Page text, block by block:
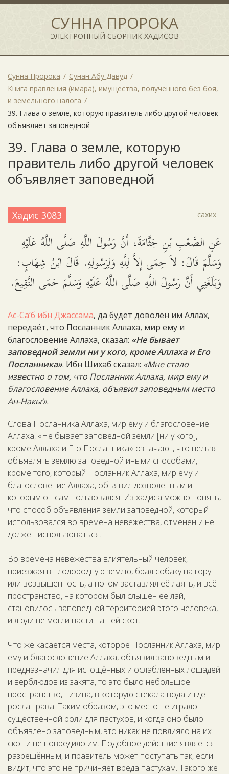
СУННА ПРОРОКА
ЭЛЕКТРОННЫЙ СБОРНИК ХАДИСОВ
Сунна Пророка
Сунан Абу Давуд
Книга правления (имара), имущества, полученного без боя,
и земельного налога
39. Глава о земле, которую правитель либо другой человек
объявляет заповедной
39. Глава о земле, которую
правитель либо другой человек
объявляет заповедной
Хадис 3083 сахих
عَنِ الصَّعْبِ بْنِ جَثَّامَةَ، أَنَّ رَسُولَ اللَّهِ صَلَّى اللَّهُ عَلَيْهِ
وَسَلَّمَ قَالَ: لاَ حِمَى إِلاَّ لِلَّهِ وَلِرَسُولِهِ. قَالَ ابْنُ شِهَابٍ:
وَبَلَغَنِي أَنَّ رَسُولَ اللَّهِ صَلَّى اللَّهُ عَلَيْهِ وَسَلَّمَ حَمَى النَّقِيعَ.
Ас-Са‘б ибн Джассама, да будет доволен им Аллах,
передаёт, что Посланник Аллаха, мир ему и
благословение Аллаха, сказал: «Не бывает
заповедной земли ни у кого, кроме Аллаха и Его
Посланника». Ибн Шихаб сказал: «Мне стало
известно о том, что Посланник Аллаха, мир ему и
благословение Аллаха, объявил заповедным место
Ан-Накы‘».
Слова Посланника Аллаха, мир ему и благословение
Аллаха, «Не бывает заповедной земли [ни у кого],
кроме Аллаха и Его Посланника» означают, что нельзя
объявлять землю заповедной иными способами,
кроме того, который Посланник Аллаха, мир ему и
благословение Аллаха, объявил дозволенным и
которым он сам пользовался. Из хадиса можно понять,
что способ объявления земли заповедной, который
использовался во времена невежества, отменён и не
должен использоваться.
Во времена невежества влиятельный человек,
приезжая в плодородную землю, брал собаку на гору
или возвышенность, а потом заставлял её лаять, и всё
пространство, на котором был слышен её лай,
становилось заповедной территорией этого человека,
и люди не могли пасти на ней скот.
Что же касается места, которое Посланник Аллаха, мир
ему и благословение Аллаха, объявил заповедным и
предназначил для истощённых и ослабленных лошадей
и верблюдов из закята, то это было небольшое
пространство, низина, в которую стекала вода и где
росла трава. Таким образом, это место не играло
существенной роли для пастухов, и когда оно было
объявлено заповедным, это никак не повлияло на их
скот и не повредило им. Подобное действие является
разрешённым, и правитель может поступать так, если
видит, что это не причиняет вреда пастухам. Такого же